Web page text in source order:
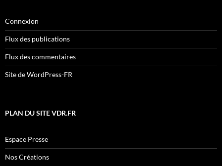
Connexion
Flux des publications
Flux des commentaires
Site de WordPress-FR
PLAN DU SITE VDR.FR
Espace Presse
Nos Créations